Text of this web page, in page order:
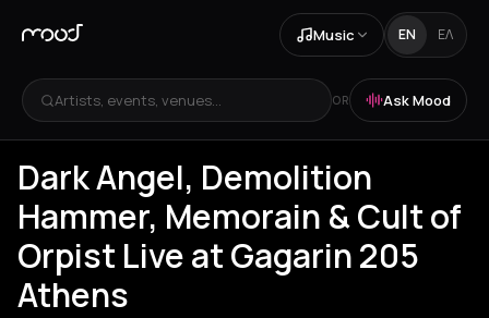
Music EN ΕΛ
Artists, events, venues... OR Ask Mood
Dark Angel, Demolition
Hammer, Memorain & Cult of
Orpist Live at Gagarin 205
Athens